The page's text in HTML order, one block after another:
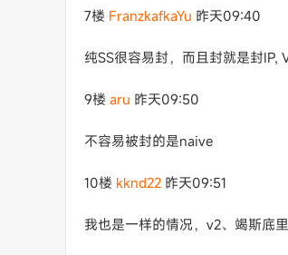
7楼 FranzkafkaYu 昨天09:40
纯SS很容易封，而且封就是封IP,
9楼 aru 昨天09:50
不容易被封的是naive
10楼 kknd22 昨天09:51
我也是一样的情况，v2、竭斯底